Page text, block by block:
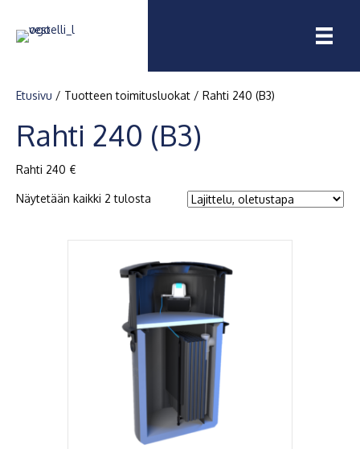
Etusivu / Tuotteen toimitusluokat / Rahti 240 (B3)
Rahti 240 (B3)
Rahti 240 €
Näytetään kaikki 2 tulosta